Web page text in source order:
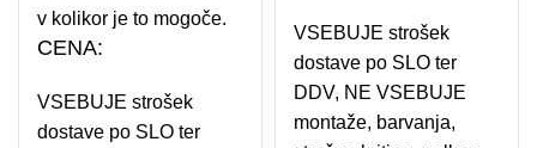
v kolikor je to mogoče.
CENA:
VSEBUJE strošek
dostave po SLO ter
VSEBUJE strošek
dostave po SLO ter
DDV, NE VSEBUJE
montaže, barvanja,